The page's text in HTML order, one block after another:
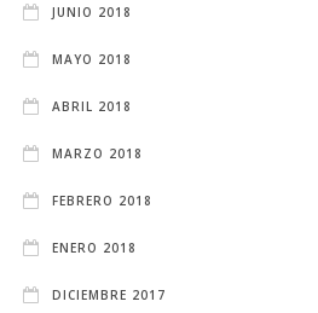
JUNIO 2018
MAYO 2018
ABRIL 2018
MARZO 2018
FEBRERO 2018
ENERO 2018
DICIEMBRE 2017